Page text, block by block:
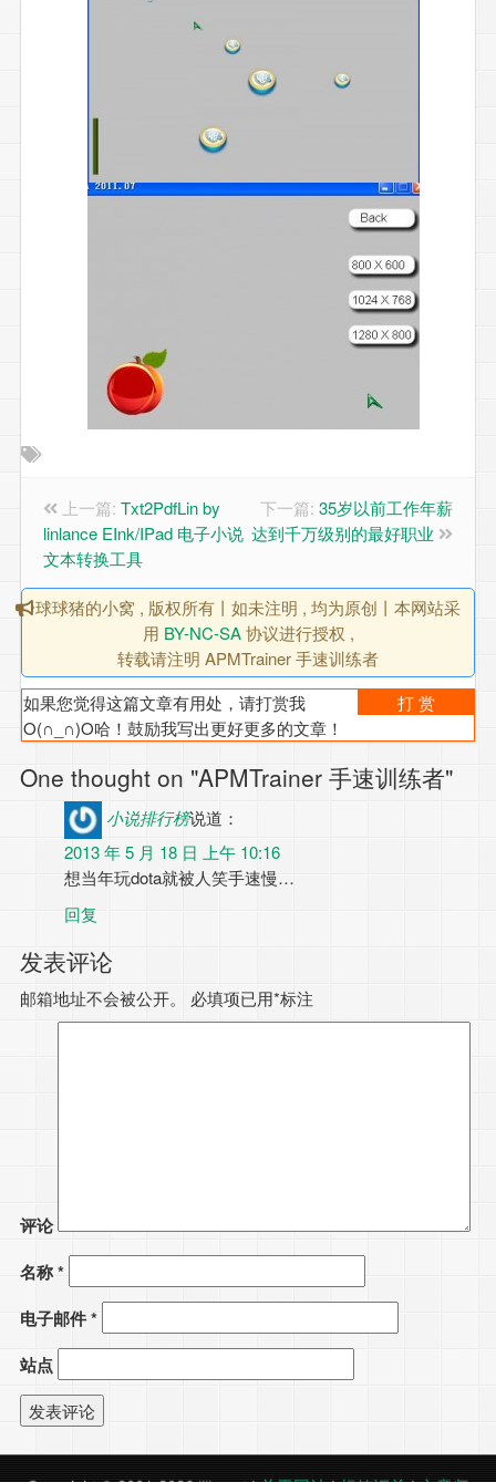
上一篇: Txt2PdfLin by
linlance EInk/IPad 电子小说
文本转换工具
下一篇:35岁以前工作年薪
达到千万级别的最好职业
球球猪的小窝 , 版权所有丨如未注明 , 均为原创丨本网站采
用 BY-NC-SA协议进行授权 ,
转载请注明 APMTrainer 手速训练者
打 赏
如果您觉得这篇文章有用处，请打赏我
O(∩_∩)O哈！鼓励我写出更好更多的文章！
One thought on "APMTrainer 手速训练者"
小说排行榜说道：
2013 年 5 月 18 日 上午 10:16
想当年玩dota就被人笑手速慢…
回复
发表评论
邮箱地址不会被公开。 必填项已用*标注
评论
名称*
电子邮件*
站点